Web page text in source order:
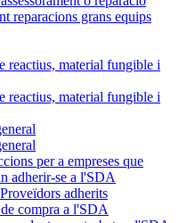
reparacions grans equips
reactius, material fungible i
reactius, material fungible i
per a empreses que
adherir-se a l'SDA
adherits
compra a l'SDA